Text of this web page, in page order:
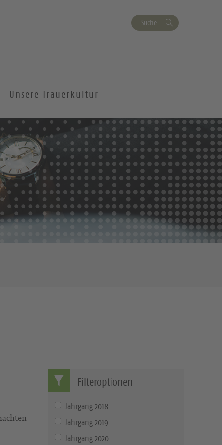
Suche
Unsere Trauerkultur
Filteroptionen
Jahrgang 2018
Jahrgang 2019
Jahrgang 2020